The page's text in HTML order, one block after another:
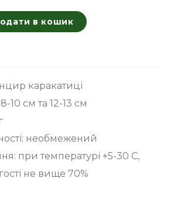
в кошик
каракатиці
10 см та 12-13 см
необмежений
при температурі +5-30 С,
не вище 70%